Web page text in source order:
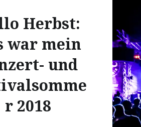
Herbst:
war mein
und
r 2018